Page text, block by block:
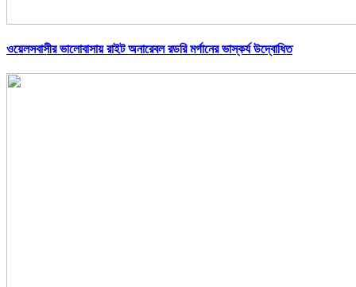
ওয়েলসবাসীর ভালোবাসায় রাইট অনারেবল রডরি মর্গানের ভাস্কর্য উদ্বোধিত